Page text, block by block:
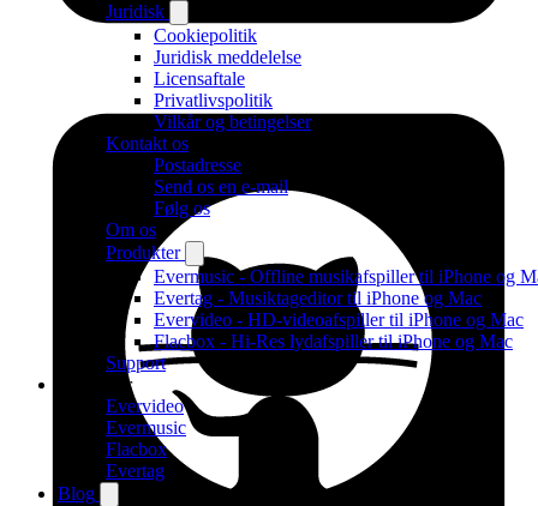
Juridisk
Cookiepolitik
Juridisk meddelelse
Licensaftale
Privatlivspolitik
Vilkår og betingelser
Kontakt os
Postadresse
Send os en e-mail
Følg os
Om os
Produkter
Evermusic - Offline musikafspiller til iPhone og
Evertag - Musiktageditor til iPhone og Mac
Evervideo - HD-videoafspiller til iPhone og Mac
Flacbox - Hi-Res lydafspiller til iPhone og Mac
Support
Produkter
Evervideo
Evermusic
Flacbox
Evertag
Blog